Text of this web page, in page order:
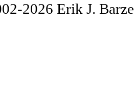
2026 Erik J.